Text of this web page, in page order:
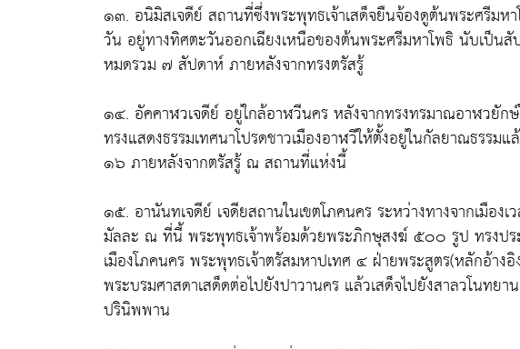
๑๓. อนิมิสเจดีย์ สถานที่ซึ่งพระพุทธเจ้าเสด็จยืนจ้องดูต้นพระศรีมห
วัน อยู่ทางทิศตะวันออกเฉียงเหนือของต้นพระศรีมหาโพธิ นับเป็น
หมดรวม ๗ สัปดาห์ ภายหลังจากทรงตรัสรู้
๑๔. อัคคาฬวเจดีย์ อยู่ใกล้อาฬวีนคร หลังจากทรงทรมาณอาฬวยัก
ทรงแสดงธรรมเทศนาโปรดชาวเมืองอาฬวีให้ตั้งอยู่ในกัลยาณธรรม
๑๖ ภายหลังจากตรัสรู้ ณ สถานที่แห่งนี้
๑๕. อานันทเจดีย์ เจดียสถานในเขตโภคนคร ระหว่างทางจากเมือง
มัลละ ณ ที่นี้ พระพุทธเจ้าพร้อมด้วยพระภิกษุสงฆ์ ๕๐๐ รูป ทรงปร
เมืองโภคนคร พระพุทธเจ้าตรัสมหาปเทศ ๔ ฝ่ายพระสูตร(หลักอ้าง
พระบรมศาสดาเสด็ดต่อไปยังปาวานคร แล้วเสด็จไปยังสาลวโนทย
ปรินิพพาน